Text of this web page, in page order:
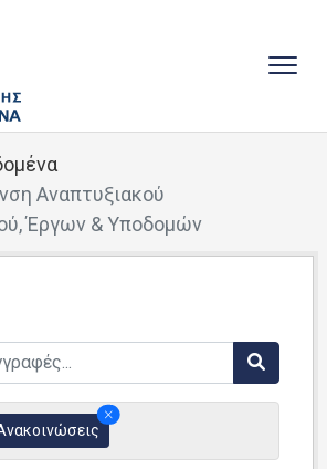
Αναπτυξιακού
Έργων & Υποδομών